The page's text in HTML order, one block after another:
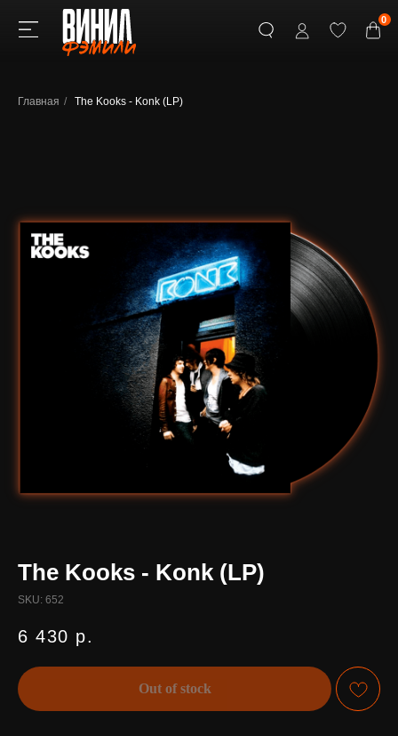
Главная / The Kooks - Konk (LP)
The Kooks - Konk (LP)
SKU: 652
6 430 р.
Out of stock